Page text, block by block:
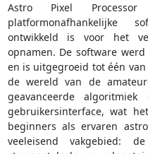
Astro Pixel
platformonafhankelijke
ontwikkeld is voor het
opnamen. De software
en is uitgegroeid tot één
de wereld van de
geavanceerde
gebruikersinterface, wat
beginners als ervaren
veeleisend vakgebied: